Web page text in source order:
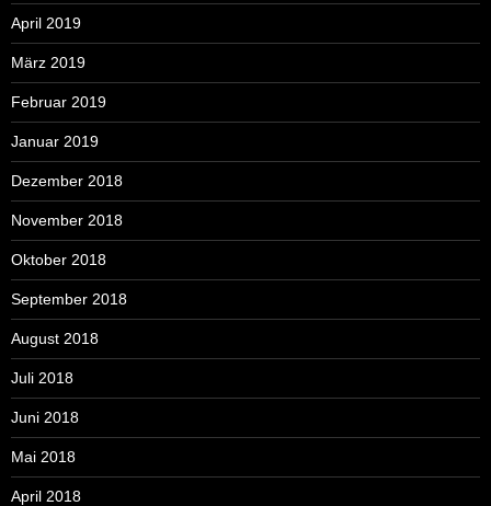
April 2019
März 2019
Februar 2019
Januar 2019
Dezember 2018
November 2018
Oktober 2018
September 2018
August 2018
Juli 2018
Juni 2018
Mai 2018
April 2018